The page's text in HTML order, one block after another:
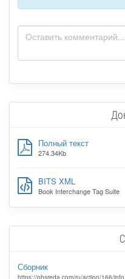
Полный текст
274.34Kb
BITS XML
Book Interchange Tag Suite
Сборник
https://phsreda.com/ru/action/166/info